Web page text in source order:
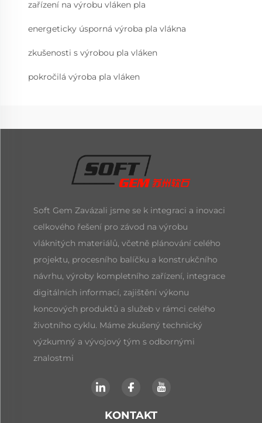
zařízení na výrobu vláken pla
energeticky úsporná výroba pla vlákna
zkušenosti s výrobou pla vláken
pokročilá výroba pla vláken
Soft Gem Zavázali jsme se k integraci a inovaci
celkového řešení pro závod na výrobu
vláknitých materiálů, včetně plánování celého
projektu, procesního balíčku a konstrukčního
návrhu, výroby kompletního zařízení, integrace
digitálních informací, zajištění výkonu
koncových produktů a služeb v rámci celého
životního cyklu. Máme zkušený technický
výzkumný a vývojový tým s odbornými
znalostmi
KONTAKT